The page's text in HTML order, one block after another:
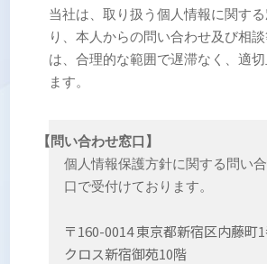
当社は、取り扱う個人情報に関す
り、本人からの問い合わせ及び相
は、合理的な範囲で遅滞なく、適
ます。
【問い合わせ窓口】
個人情報保護方針に関する問い
口で受付けております。
〒160-0014 東京都新宿区内藤
クロス新宿御苑10階